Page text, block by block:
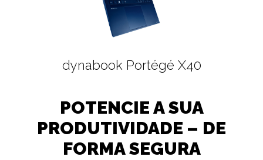
dynabook Portégé X40
POTENCIE A SUA
PRODUTIVIDADE – DE
FORMA SEGURA